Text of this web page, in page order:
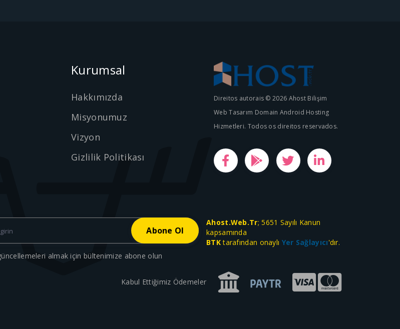
Kurumsal
Hakkımızda
Misyonumuz
Vizyon
Gizlilik Politikası
Direitos autorais © 2026 Ahost Bilişim
Web Tasarım Domain Android Hosting
Hizmetleri. Todos os direitos reservados.
almak için bültenimize abone olun
Ahost.Web.Tr; 5651 Sayılı Kanun
kapsamında
BTKtarafından onaylı Yer Sağlayıcı'dır.
Kabul Ettiğimiz Ödemeler